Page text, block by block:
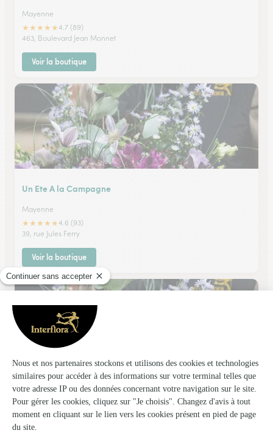
Mayenne
★★★★★4.7 (89)
463, Boulevard Jean Monnet
Voir la boutique
Un Ete A la Campagne
Mayenne
★★★★★4.6 (93)
39, rue Jules Ferry
Voir la boutique
Fleuriste I.feuvrier
Fougeres
★★★★ ★4.5 (55)
11, avenue du Général de Gaulle